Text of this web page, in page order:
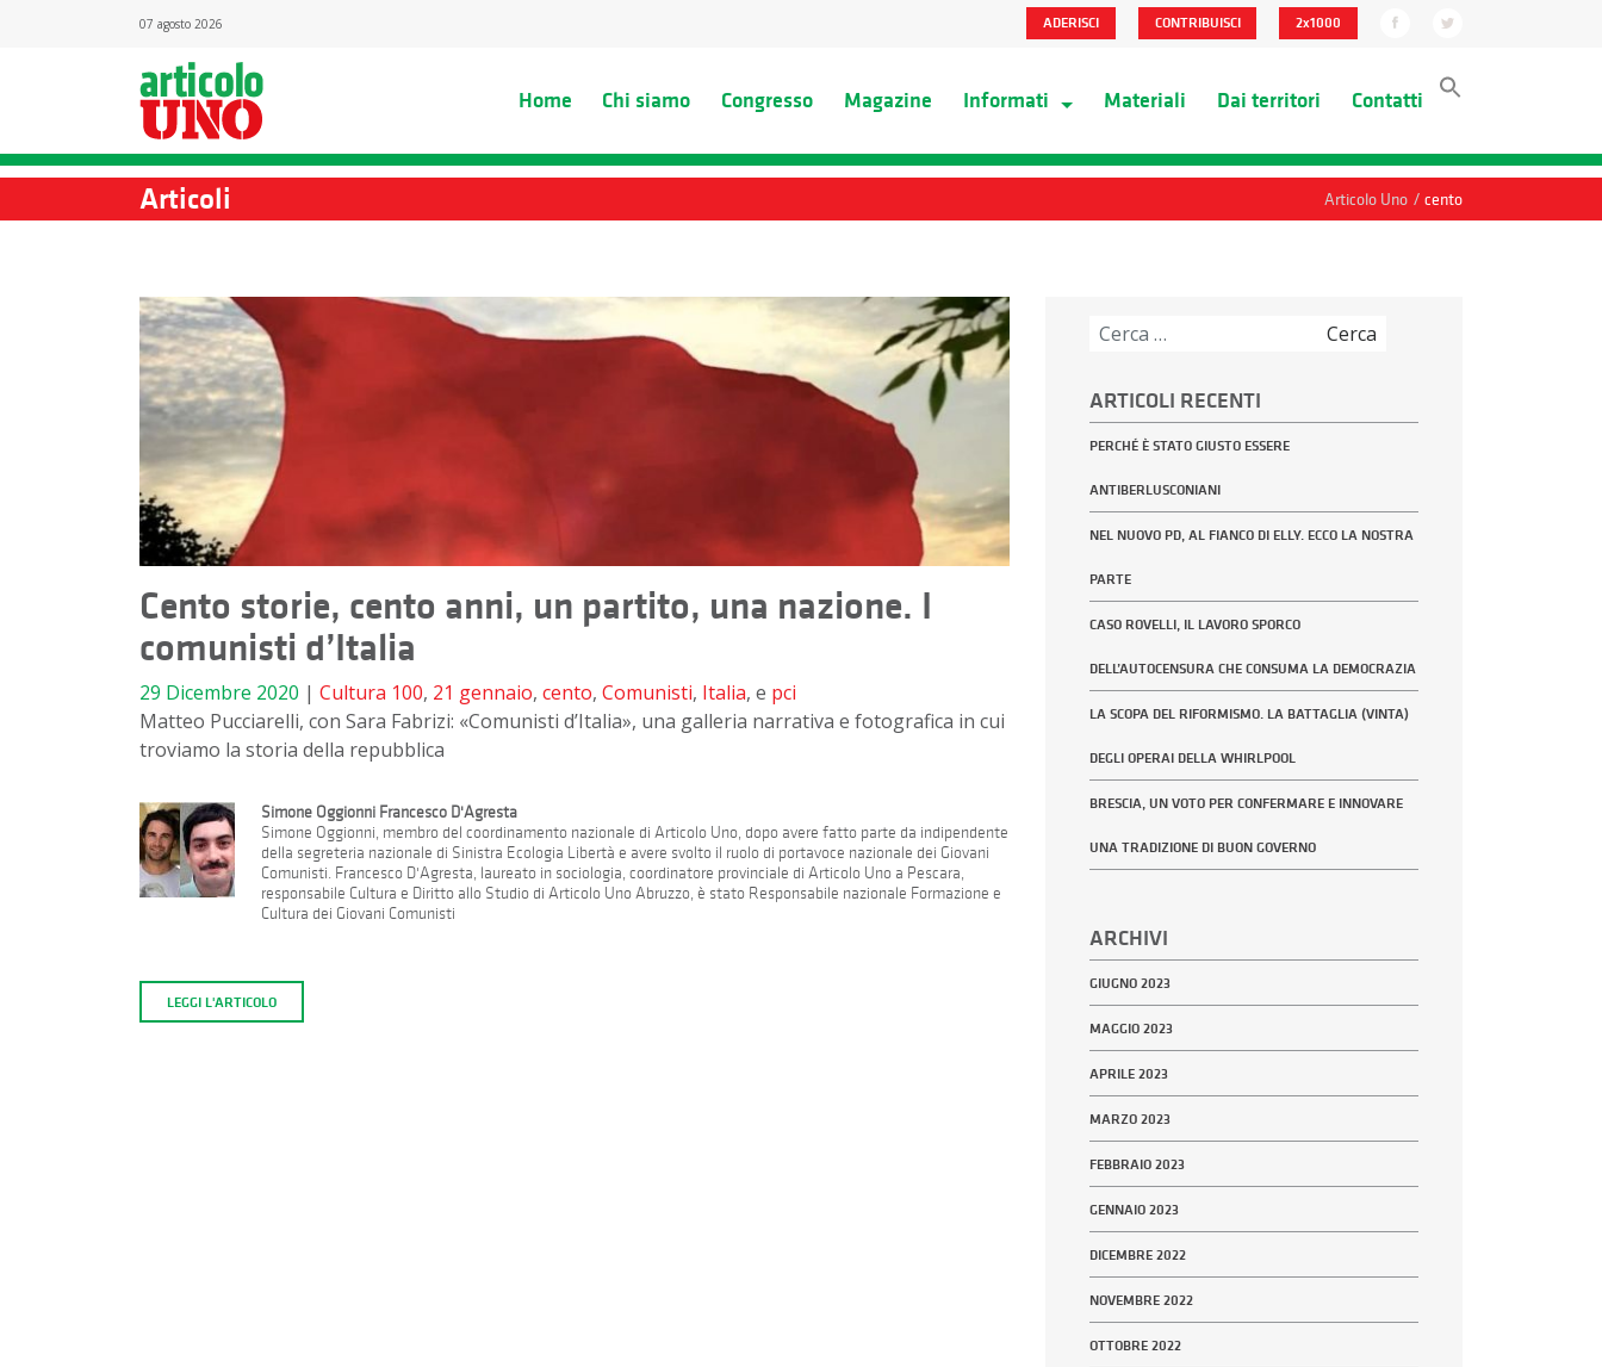
07 agosto 2026 ADERISCI CONTRIBUISCI 2x1000
Home Chi siamo Congresso Magazine Informati Materiali Dai territori Contatti
Articoli Articolo Uno / cento
Cento storie, cento anni, un partito, una nazione. I
comunisti d’Italia
29 Dicembre 2020 | Cultura 100, 21 gennaio, cento, Comunisti, Italia, e pci
Matteo Pucciarelli, con Sara Fabrizi: «Comunisti d’Italia», una galleria narrativa e fotografica in cui
troviamo la storia della repubblica
Simone Oggionni Francesco D'Agresta
Simone Oggionni, membro del coordinamento nazionale di Articolo Uno, dopo avere fatto parte da indipendente
della segreteria nazionale di Sinistra Ecologia Libertà e avere svolto il ruolo di portavoce nazionale dei Giovani
Comunisti. Francesco D'Agresta, laureato in sociologia, coordinatore provinciale di Articolo Uno a Pescara,
responsabile Cultura e Diritto allo Studio di Articolo Uno Abruzzo, è stato Responsabile nazionale Formazione e
Cultura dei Giovani Comunisti
LEGGI L'ARTICOLO
ARTICOLI RECENTI
PERCHÉ È STATO GIUSTO ESSERE
ANTIBERLUSCONIANI
NEL NUOVO PD, AL FIANCO DI ELLY. ECCO LA NOSTRA
PARTE
CASO ROVELLI, IL LAVORO SPORCO
DELL’AUTOCENSURA CHE CONSUMA LA DEMOCRAZIA
LA SCOPA DEL RIFORMISMO. LA BATTAGLIA (VINTA)
DEGLI OPERAI DELLA WHIRLPOOL
BRESCIA, UN VOTO PER CONFERMARE E INNOVARE
UNA TRADIZIONE DI BUON GOVERNO
ARCHIVI
GIUGNO 2023
MAGGIO 2023
APRILE 2023
MARZO 2023
FEBBRAIO 2023
GENNAIO 2023
DICEMBRE 2022
NOVEMBRE 2022
OTTOBRE 2022